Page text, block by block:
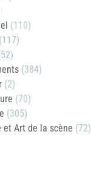
(110)
(117)
(384)
(2)
(70)
(305)
et Art de la scène (72)